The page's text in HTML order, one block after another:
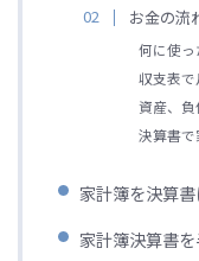
お金の流
何に使
収支表
資産、
決算書
家計簿を決算
家計簿決算書